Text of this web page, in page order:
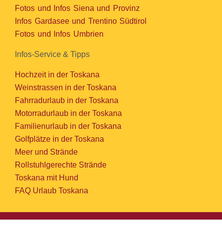
Fotos und Infos Siena und Provinz
Infos Gardasee und Trentino Südtirol
Fotos und Infos Umbrien
Infos-Service & Tipps
Hochzeit in der Toskana
Weinstrassen in der Toskana
Fahrradurlaub in der Toskana
Motorradurlaub in der Toskana
Familienurlaub in der Toskana
Golfplätze in der Toskana
Meer und Strände
Rollstuhlgerechte Strände
Toskana mit Hund
FAQ Urlaub Toskana